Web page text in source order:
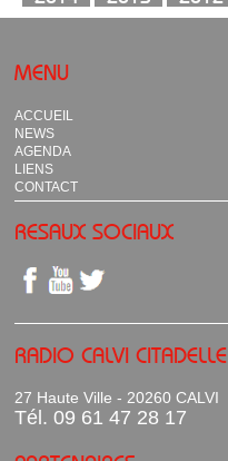
MENU
ACCUEIL
NEWS
AGENDA
LIENS
CONTACT
RESAUX SOCIAUX
RADIO CALVI CITADELLE
27 Haute Ville - 20260 CALVI
Tél. 09 61 47 28 17